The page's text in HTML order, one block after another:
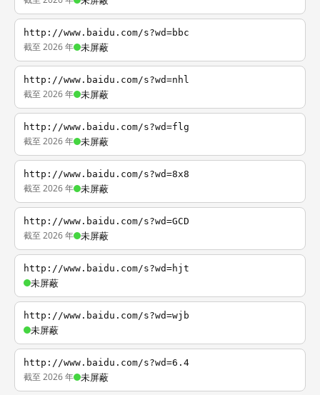
http://www.baidu.com/s?wd=bbc
截至 2026 年 未屏蔽
http://www.baidu.com/s?wd=nhl
截至 2026 年 未屏蔽
http://www.baidu.com/s?wd=flg
截至 2026 年 未屏蔽
http://www.baidu.com/s?wd=8x8
截至 2026 年 未屏蔽
http://www.baidu.com/s?wd=GCD
截至 2026 年 未屏蔽
http://www.baidu.com/s?wd=hjt
未屏蔽
http://www.baidu.com/s?wd=wjb
未屏蔽
http://www.baidu.com/s?wd=6.4
截至 2026 年 未屏蔽